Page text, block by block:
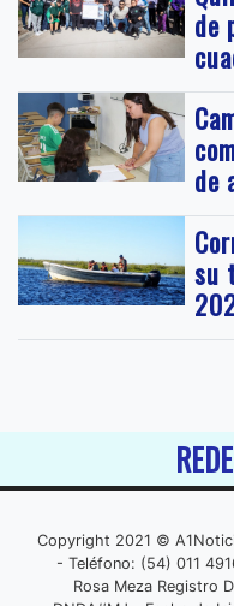
de
de
su
Copyright 2021 ©
- Teléfono: (54) 011
Rosa Meza Registro